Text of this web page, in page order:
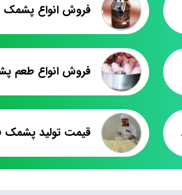
فروش انواع پشمک
فروش انواع طعم
قیمت تولید پشمک